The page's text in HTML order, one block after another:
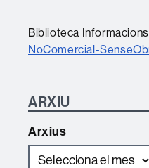
Biblioteca
NoComercial-
ARXIU
Arxius